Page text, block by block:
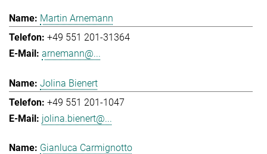
Martin Arnemann
+49 551 201-31364
arnemann@...
Jolina Bienert
+49 551 201-1047
jolina.bienert@...
Gianluca Carmignotto